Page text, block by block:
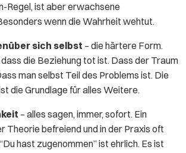
Regel, ist aber erwachsene
wenn die Wahrheit wehtut.
sich selbst – die härtere Form.
die Beziehung tot ist. Dass der Traum
man selbst Teil des Problems ist. Die
die Grundlage für alles Weitere.
– alles sagen, immer, sofort. Ein
Theorie befreiend und in der Praxis oft
hast zugenommen” ist ehrlich. Es ist